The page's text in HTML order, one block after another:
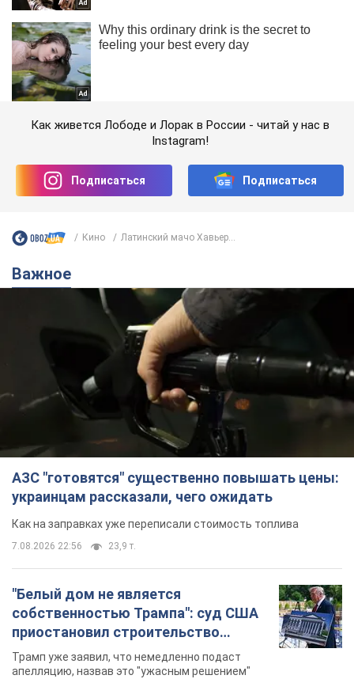
Как живется Лободе и Лорак в России - читай у нас в
Instagram!
Подписаться Подписаться
Кино Латинский мачо Хавьер...
Важное
АЗС "готовятся" существенно повышать цены:
украинцам рассказали, чего ожидать
Как на заправках уже переписали стоимость топлива
7.08.2026 22:56 23,9 т.
"Белый дом не является
собственностью Трампа": суд США
приостановил строительство
бального зала стоимостью 400 млн
долларов
Трамп уже заявил, что немедленно подаст
апелляцию, назвав это "ужасным решением"